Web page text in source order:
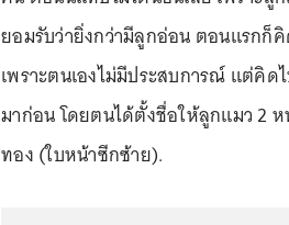
ยอมรับว่ายิ่งกว่ามีลูกอ่อน ตอนแรกก็
เพราะตนเองไม่มีประสบการณ์ แต่คิ
มาก่อน โดยตนได้ตั้งชื่อให้ลูกแมว 2 ห
ทอง (ใบหน้าซีกซ้าย).